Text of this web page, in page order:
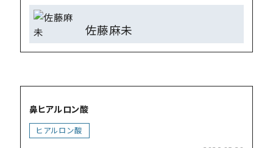
佐藤麻未
鼻ヒアルロン酸
ヒアルロン酸